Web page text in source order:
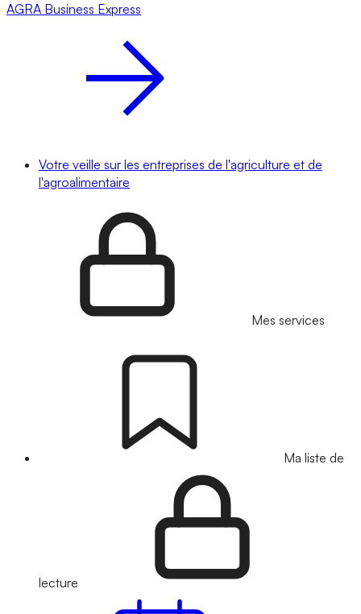
AGRA Business Express
Votre veille sur les entreprises de l'agriculture et de
l'agroalimentaire
Mes services
Ma liste de
lecture